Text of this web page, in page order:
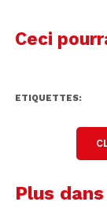
Par ailleurs, la
ligne «abus
et géré par le
Ceci
ETIQUETTES:
Plus